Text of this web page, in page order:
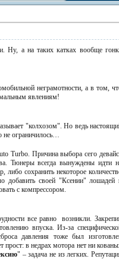
Ну, а на таких катках вообще
неграмотности, а в том,
явлениям!
"колхозом". Но ведь
ограничилось…
Turbo. Причина выбора сего
Тюнеры всегда вынуждены идти
сохранить некоторое
добавить своей "Ксении" лошадей
с компрессором.
все равно возникли.
впуска. Из-за
давления тоже был
прост: в недрах мотора нет ни
" – задача не из легких.